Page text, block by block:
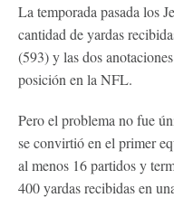
La temporada pasada los
cantidad de yardas
(593) y las dos
posición en la NFL.
Pero el problema no fue
se convirtió en el primer
al menos 16 partidos y
400 yardas recibidas en